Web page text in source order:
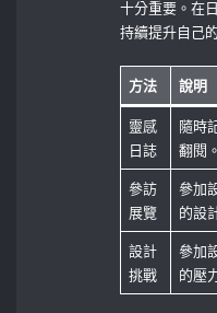
十分重要。在
持續提升自己
方法 說明
靈感
日誌
隨時
翻閱。
參訪
展覽
參加
的設
設計
挑戰
參加
的壓